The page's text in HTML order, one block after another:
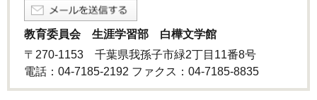
教育委員会 生涯学習部 白樺文学館
〒270-1153 千葉県我孫子市緑2丁目11番8号
電話：04-7185-2192 ファクス：04-7185-8835